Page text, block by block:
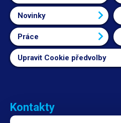
Novinky
Práce
Upravit Cookie předvolby
Kontakty